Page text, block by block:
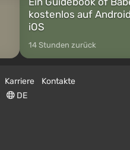
kostenlos auf
iOS
14 Stunden zurück
Karriere
Kontakte
DE